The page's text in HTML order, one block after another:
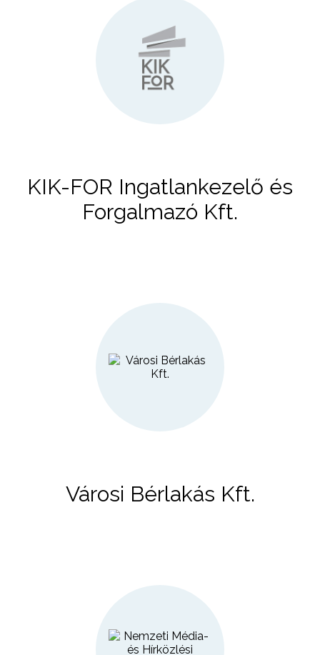
KIK-FOR Ingatlankezelő és
Forgalmazó Kft.
Városi Bérlakás Kft.